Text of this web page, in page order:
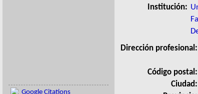
Google Citations
Institución:
Dirección profesional:
Código postal:
Ciudad: